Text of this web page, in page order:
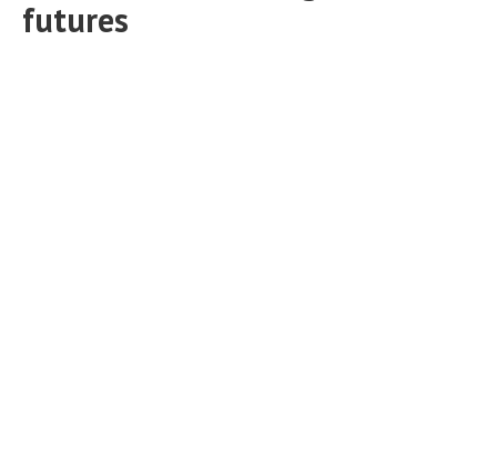
futures